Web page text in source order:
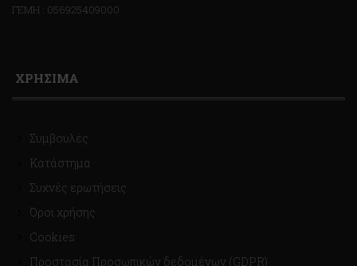
ΓΕΜΗ : 056925409000
ΧΡΗΣΙΜΑ
Συμβουλές
Κατάστημα
Συχνές ερωτήσεις
Όροι χρήσης
Cookies
Προστασία Προσωπικών δεδομένων (GDPR)